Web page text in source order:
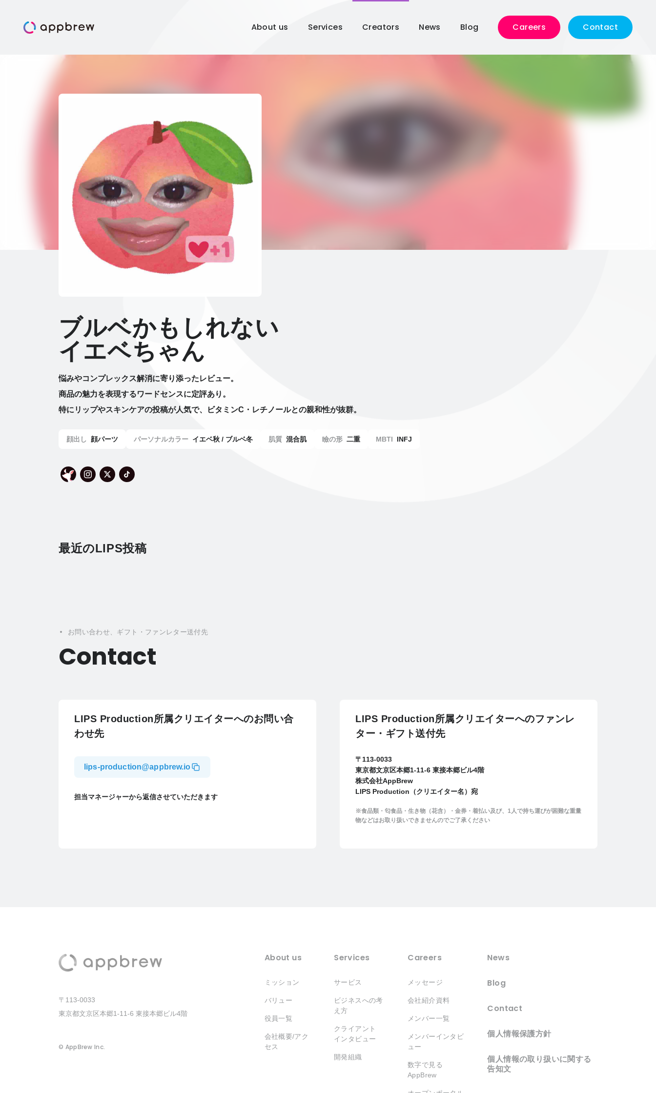
About us Services Creators News Blog Careers Contact
ブルベかもしれない
イエベちゃん
悩みやコンプレックス解消に寄り添ったレビュー。
商品の魅力を表現するワードセンスに定評あり。
特にリップやスキンケアの投稿が人気で、ビタミンC・レチノールとの親和性が抜群。
顔出し 顔パーツ パーソナルカラー イエベ秋 / ブルベ冬 肌質 混合肌 瞼の形 二重 MBTI INFJ
最近のLIPS投稿
お問い合わせ、ギフト・ファンレター送付先
Contact
LIPS Production所属クリエイターへのお問い合
わせ先
lips-production@appbrew.io
担当マネージャーから返信させていただきます
LIPS Production所属クリエイターへのファンレ
ター・ギフト送付先
〒113-0033
東京都文京区本郷1-11-6 東接本郷ビル4階
株式会社AppBrew
LIPS Production（クリエイター名）宛
※食品類・匂食品・生き物（花含）・金券・着払い及び、1人で持ち運びが困難な重量
物などはお取り扱いできませんのでご了承ください
〒113-0033
東京都文京区本郷1-11-6 東接本郷ビル4階
© AppBrew Inc.
About us
ミッション
バリュー
役員一覧
会社概要/アク
セス
Services
サービス
ビジネスへの考
え方
クライアント
インタビュー
開発組織
Careers
メッセージ
会社紹介資料
メンバー一覧
メンバーインタビ
ュー
数字で見る
AppBrew
News
Blog
Contact
個人情報保護方針
個人情報の取り扱いに関する
告知文